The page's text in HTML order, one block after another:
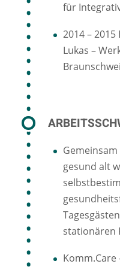
für
2014 –
Lukas –
gesund alt
stationären